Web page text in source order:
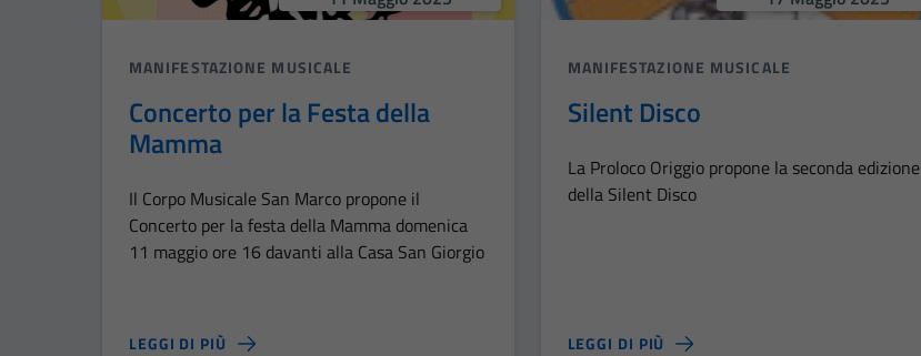
MANIFESTAZIONE MUSICALE
Concerto per la Festa della
Mamma
Il Corpo Musicale San Marco propone il
Concerto per la festa della Mamma domenica
11 maggio ore 16 davanti alla Casa San Giorgio
LEGGI DI PIÙ
MANIFESTAZIONE MUSICALE
Silent Disco
La Proloco Origgio propone la seconda edizione
della Silent Disco
LEGGI DI PIÙ